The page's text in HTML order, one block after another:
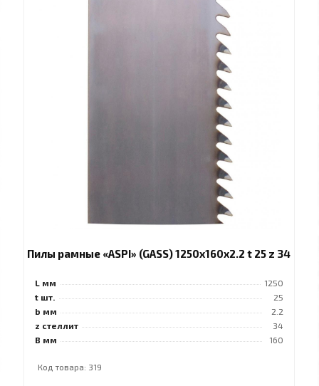
Пилы рамные «ASPI» (GASS) 1250x160x2.2 t 25 z 34
L мм
1250
t шт.
25
b мм
2.2
z стеллит
34
B мм
160
Код товара: 319